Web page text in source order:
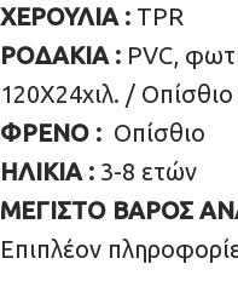
ΧΕΡΟΥΛΙΑ : TPR
ΡΟΔΑΚΙΑ : PVC,
120Χ24χιλ. / Οπίσθιο
ΦΡΕΝΟ : Οπίσθιο
ΗΛΙΚΙΑ : 3-8 ετών
ΜΕΓΙΣΤΟ ΒΑΡΟΣ
Επιπλέον